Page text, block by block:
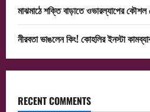
মাঝমাঠে শক্তি বাড়াতে ওভারল্যাপের কৌশল
নীরবতা ভাঙলেন কিং! কোহলির ইনস্টা
RECENT COMMENTS